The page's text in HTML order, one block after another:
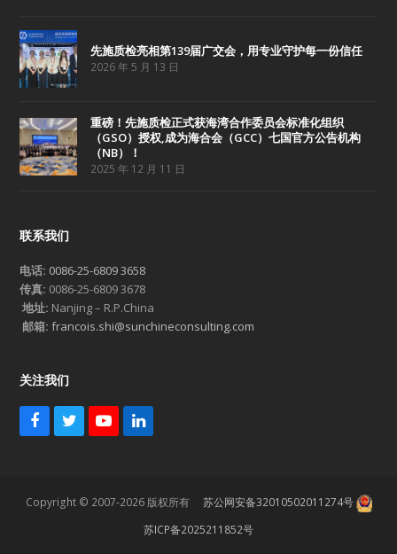
先施质检亮相第139届广交会，用专业守护每一份信任
2026 年 5 月 13 日
重磅！先施质检正式获海湾合作委员会标准化组织
（GSO）授权,成为海合会（GCC）七国官方公告机构
（NB）！
2025 年 12 月 11 日
联系我们
电话: 0086-25-6809 3658
传真: 0086-25-6809 3678
地址: Nanjing – R.P.China
邮箱: francois.shi@sunchineconsulting.com
关注我们
F
o
T
e
Y
b
L
d
n
Copyright © 2007-2026 版权所有 苏公网安备32010502011274号
苏ICP备2025211852号